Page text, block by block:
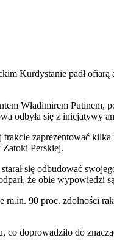
Kurdystanie padł
Władimirem Putinem,
odbyła się z inicjatywy
zaprezentować
Zatoki Perskiej.
się odbudować
że obie wypowiedzi
90 proc. zdolności
doprowadziło do